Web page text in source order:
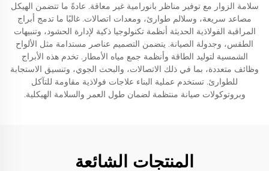
سلامة الزوار مع توفير مناظر بانورامية غير معاقة. عادةً ما تتضمن الهيكل
مصاعد سريعة، وسلالم طوارئ، ومعدات اتصالات. غالبًا ما تدمج أبراج
المراقبة الفولاذية الحديثة أنظمة تكنولوجيا ذكية لإدارة الحشود، وتنبيهات
الطقس، وجدولة الصيانة. يتضمن التصميم عناصر مستدامة مثل الألواح
الشمسية لتوليد الطاقة وأنظمة جمع مياه الأمطار. تخدم هذه الأبراج
وظائف متعددة، بما في ذلك الاتصالات، والبحث الجوي، وتنسيق الاستجابة
للطوارئ. تستخدم عملية البناء علاجات فولاذية مقاومة للتآكل
وبروتوكولات صيانة منتظمة لضمان طول العمر والسلامة الهيكلية.
المنتجات الشائعة